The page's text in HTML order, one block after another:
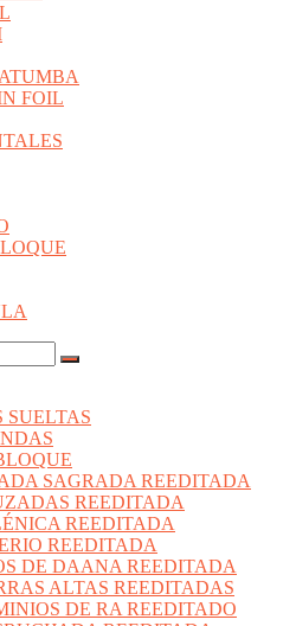
FOIL
SUELTAS
SAGRADA REEDITADA
REEDITADA
REEDITADA
REEDITADA
DE DAANA REEDITADA
ALTAS REEDITADAS
DE RA REEDITADO